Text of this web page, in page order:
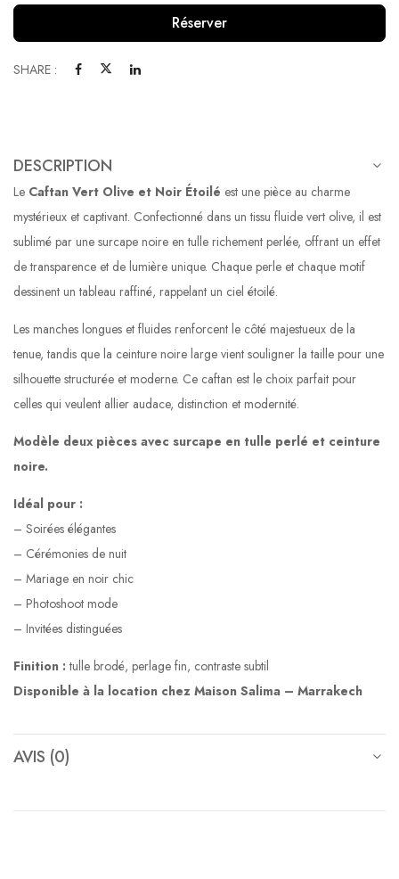
Réserver
SHARE :
DESCRIPTION
Le Caftan Vert Olive et Noir Étoilé est une pièce au charme
mystérieux et captivant. Confectionné dans un tissu fluide vert olive, il est
sublimé par une surcape noire en tulle richement perlée, offrant un effet
de transparence et de lumière unique. Chaque perle et chaque motif
dessinent un tableau raffiné, rappelant un ciel étoilé.
Les manches longues et fluides renforcent le côté majestueux de la
tenue, tandis que la ceinture noire large vient souligner la taille pour une
silhouette structurée et moderne. Ce caftan est le choix parfait pour
celles qui veulent allier audace, distinction et modernité.
Modèle deux pièces avec surcape en tulle perlé et ceinture
noire.
Idéal pour :
– Soirées élégantes
– Cérémonies de nuit
– Mariage en noir chic
– Photoshoot mode
– Invitées distinguées
Finition : tulle brodé, perlage fin, contraste subtil
Disponible à la location chez Maison Salima – Marrakech
AVIS (0)